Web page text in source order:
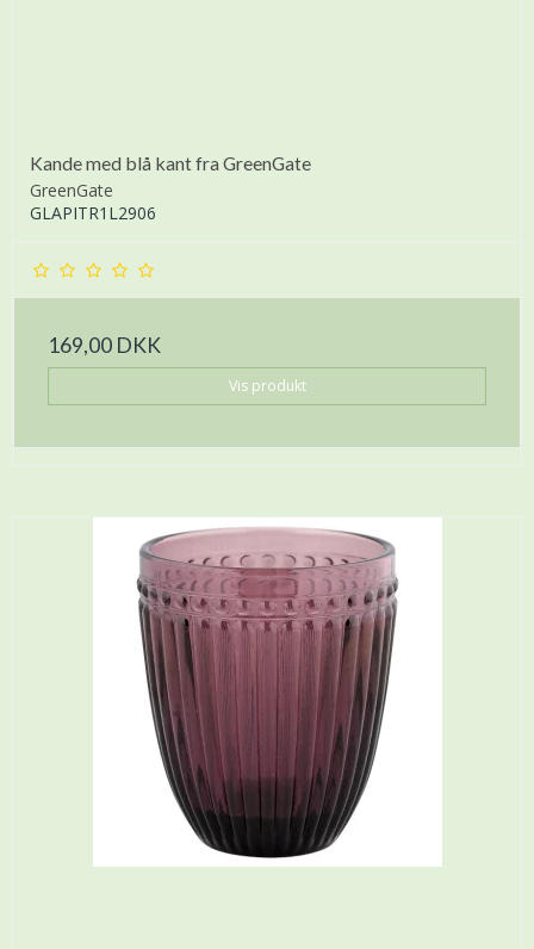
Kande med blå kant fra GreenGate
GreenGate
GLAPITR1L2906
169,00 DKK
Vis produkt